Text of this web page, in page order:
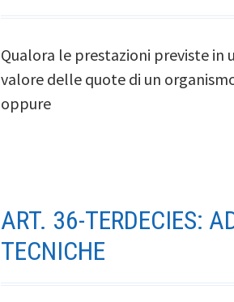
Qualora le prestazioni previste
valore delle quote di un
oppure
ART. 36-TERDECIES:
TECNICHE